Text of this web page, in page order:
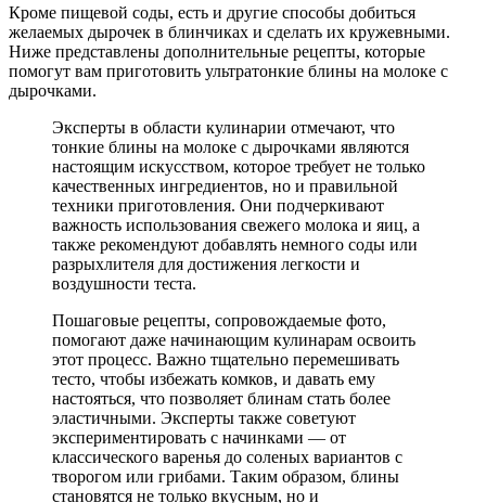
Кроме пищевой соды, есть и другие способы добиться
желаемых дырочек в блинчиках и сделать их кружевными.
Ниже представлены дополнительные рецепты, которые
помогут вам приготовить ультратонкие блины на молоке с
дырочками.
Эксперты в области кулинарии отмечают, что
тонкие блины на молоке с дырочками являются
настоящим искусством, которое требует не только
качественных ингредиентов, но и правильной
техники приготовления. Они подчеркивают
важность использования свежего молока и яиц, а
также рекомендуют добавлять немного соды или
разрыхлителя для достижения легкости и
воздушности теста.
Пошаговые рецепты, сопровождаемые фото,
помогают даже начинающим кулинарам освоить
этот процесс. Важно тщательно перемешивать
тесто, чтобы избежать комков, и давать ему
настояться, что позволяет блинам стать более
эластичными. Эксперты также советуют
экспериментировать с начинками — от
классического варенья до соленых вариантов с
творогом или грибами. Таким образом, блины
становятся не только вкусным, но и